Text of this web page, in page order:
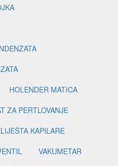
HOLENDER MATICA
ZA PERTLOVANJE
KAPILARE
VAKUMETAR